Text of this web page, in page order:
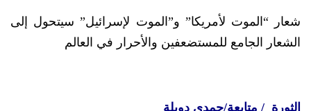
شعار “الموت لأمريكا” و”الموت لإسرائيل” سيتحول إلى
الشعار الجامع للمستضعفين والأحرار في العالم
الثورة / متابعة/حمدي دوبلة